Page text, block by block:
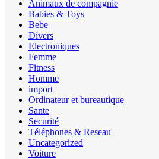
Animaux de compagnie
Babies & Toys
Bebe
Divers
Electroniques
Femme
Fitness
Homme
import
Ordinateur et bureautique
Sante
Securité
Téléphones & Reseau
Uncategorized
Voiture